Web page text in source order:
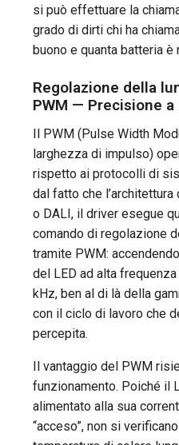
si può effettuare la
grado di dirti chi ha
buono e quanta batteria è
Regolazione della
PWM — Precisione
Il PWM (Pulse Width
larghezza di impulso)
rispetto ai protocolli di
dal fatto che
o DALI, il driver esegue
comando di regolazione
tramite PWM:
del LED ad alta
kHz, ben al di là della
con il ciclo di lavoro che
percepita.
Il vantaggio del PWM
funzionamento. Poiché il
alimentato alla sua
“acceso”, non si